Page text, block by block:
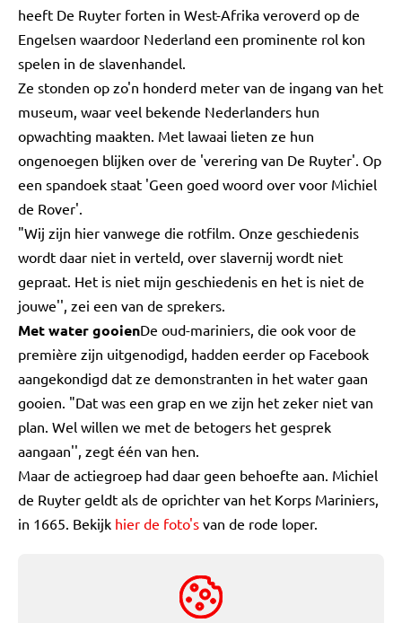
heeft De Ruyter forten in West-Afrika veroverd op de
Engelsen waardoor Nederland een prominente rol kon
spelen in de slavenhandel.
Ze stonden op zo'n honderd meter van de ingang van het
museum, waar veel bekende Nederlanders hun
opwachting maakten. Met lawaai lieten ze hun
ongenoegen blijken over de 'verering van De Ruyter'. Op
een spandoek staat 'Geen goed woord over voor Michiel
de Rover'.
"Wij zijn hier vanwege die rotfilm. Onze geschiedenis
wordt daar niet in verteld, over slavernij wordt niet
gepraat. Het is niet mijn geschiedenis en het is niet de
jouwe'', zei een van de sprekers.
Met water gooienDe oud-mariniers, die ook voor de
première zijn uitgenodigd, hadden eerder op Facebook
aangekondigd dat ze demonstranten in het water gaan
gooien. "Dat was een grap en we zijn het zeker niet van
plan. Wel willen we met de betogers het gesprek
aangaan'', zegt één van hen.
Maar de actiegroep had daar geen behoefte aan. Michiel
de Ruyter geldt als de oprichter van het Korps Mariniers,
in 1665. Bekijk hier de foto's van de rode loper.